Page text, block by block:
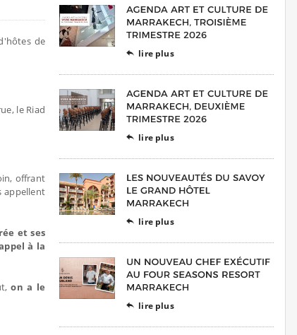
de
le Riad
offrant
appellent
et ses
à la
on a le
 lire plus
 lire plus
 lire plus
 lire plus